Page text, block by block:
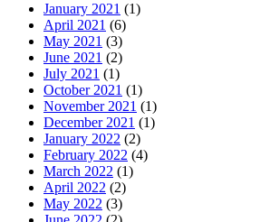
January 2021 (1)
April 2021 (6)
May 2021 (3)
June 2021 (2)
July 2021 (1)
October 2021 (1)
November 2021 (1)
December 2021 (1)
January 2022 (2)
February 2022 (4)
March 2022 (1)
April 2022 (2)
May 2022 (3)